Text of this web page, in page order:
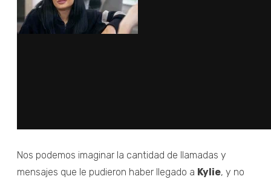
Nos podemos imaginar la cantidad de llamadas y
mensajes que le pudieron haber llegado a Kylie, y no